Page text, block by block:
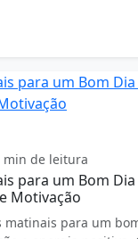
min de leitura
para um Bom
Motivação
matinais para um